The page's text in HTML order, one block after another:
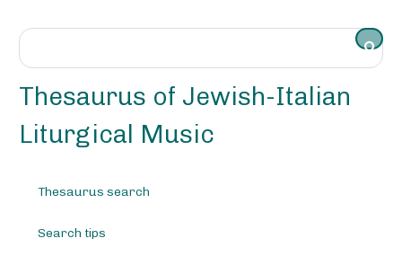
Thesaurus of Jewish-Italian
Liturgical Music
Thesaurus search
Search tips